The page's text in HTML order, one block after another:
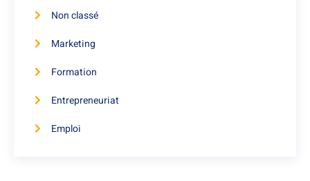
Non classé
Marketing
Formation
Entrepreneuriat
Emploi